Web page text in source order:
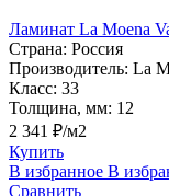
Ламинат La Moena
Страна: Россия
Производитель: La
Класс: 33
Толщина, мм: 12
2 341 ₽/м2
Купить
В избранное В
Сравнить